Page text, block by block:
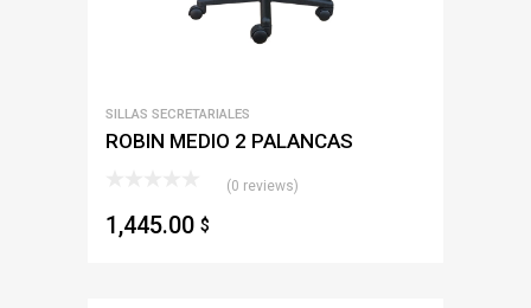
SILLAS SECRETARIALES
ROBIN MEDIO 2 PALANCAS
(0 reviews)
1,445.00 $